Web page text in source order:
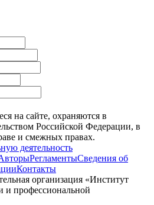
на сайте, охраняются в
Российской Федерации, в
и смежных правах.
деятельность
РегламентыСведения об
Контакты
организация «Институт
профессиональной